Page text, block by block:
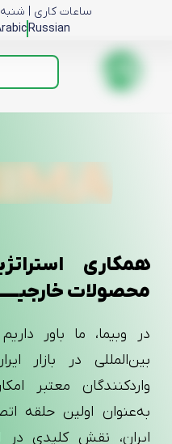
ساعات کاری | شنبه تا
Russian
همکاری
محصولات
در وبیما، ما باور
بین‌المللی در بازار
واردکنندگان معتبر
به‌عنوان اولین حلقه
ایران، نقش کلیدی در